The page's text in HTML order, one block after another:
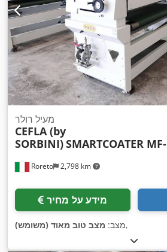
Roreto 2,798 km
מעיל רולר
CEFLA (by
SORBINI)SMARTCOATER
מידע על מחיר
מצב: מצב טוב מאוד (משומש) ,